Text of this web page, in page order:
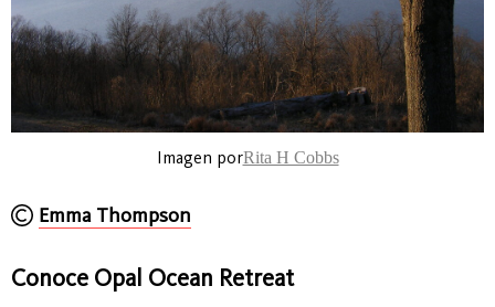
Imagen porRita H Cobbs
Emma Thompson
Conoce Opal Ocean Retreat